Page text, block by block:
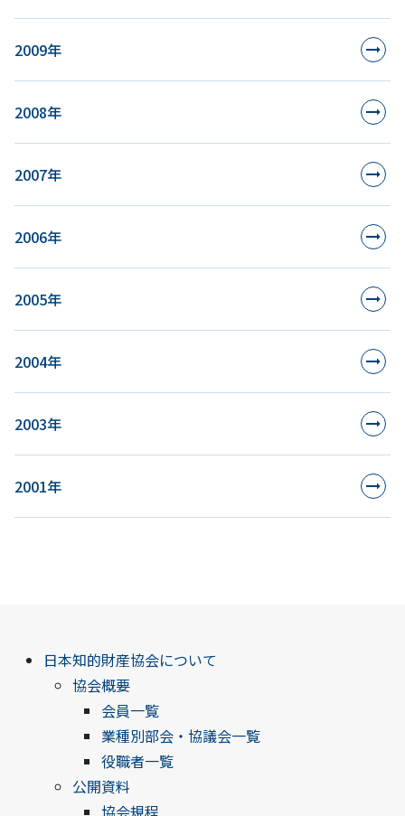
2009年
2008年
2007年
2006年
2005年
2004年
2003年
2001年
日本知的財産協会について
協会概要
会員一覧
業種別部会・協議会一覧
役職者一覧
公開資料
協会規程